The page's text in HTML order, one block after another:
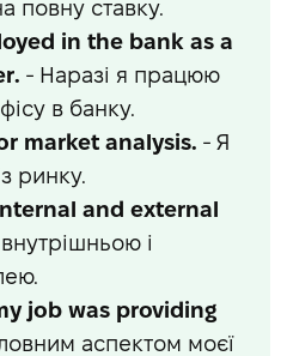
повну ставку.
in the bank as a
- Наразі я працюю
в банку.
market analysis. - Я
ринку.
and external
і
job was providing
аспектом моєї